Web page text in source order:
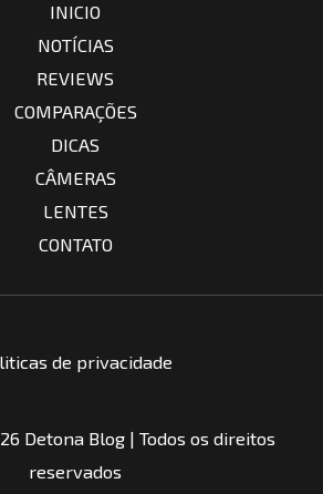
INICIO
NOTÍCIAS
REVIEWS
COMPARAÇÕES
DICAS
CÂMERAS
LENTES
CONTATO
de privacidade
Detona Blog | Todos os direitos
reservados